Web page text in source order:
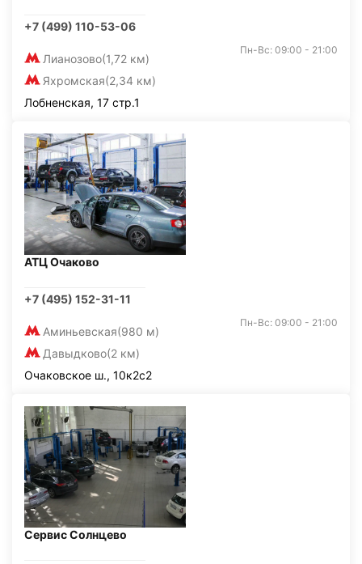
+7 (499) 110-53-06
Лианозово(1,72 км)
Яхромская(2,34 км)
Пн-Вс: 09:00 - 21:00
Лобненская, 17 стр.1
АТЦ Очаково
+7 (495) 152-31-11
Аминьевская(980 м)
Давыдково(2 км)
Пн-Вс: 09:00 - 21:00
Очаковское ш., 10к2с2
Сервис Солнцево